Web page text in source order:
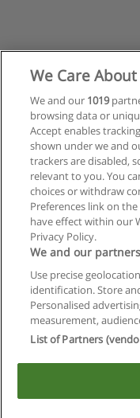
Entrar
Copyright ©
Utilizamos
We Care
We and our 1019
browsing data or
Accept enables
shown under we and
trackers are disabled,
relevant to you. You
choices or withdraw
Preferences link on
have effect within our
Privacy Policy.
We and our
Use precise
identification. Store
Personalised
measurement,
List of Partners